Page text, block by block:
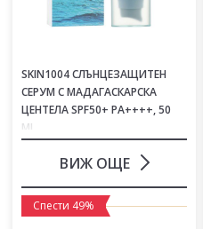
SKIN1004 СЛЪНЦЕЗАЩИТЕН
СЕРУМ С МАДАГАСКАРСКА
ЦЕНТЕЛА SPF50+ PA++++, 50
ML
ВИЖ ОЩЕ
Спести 49%